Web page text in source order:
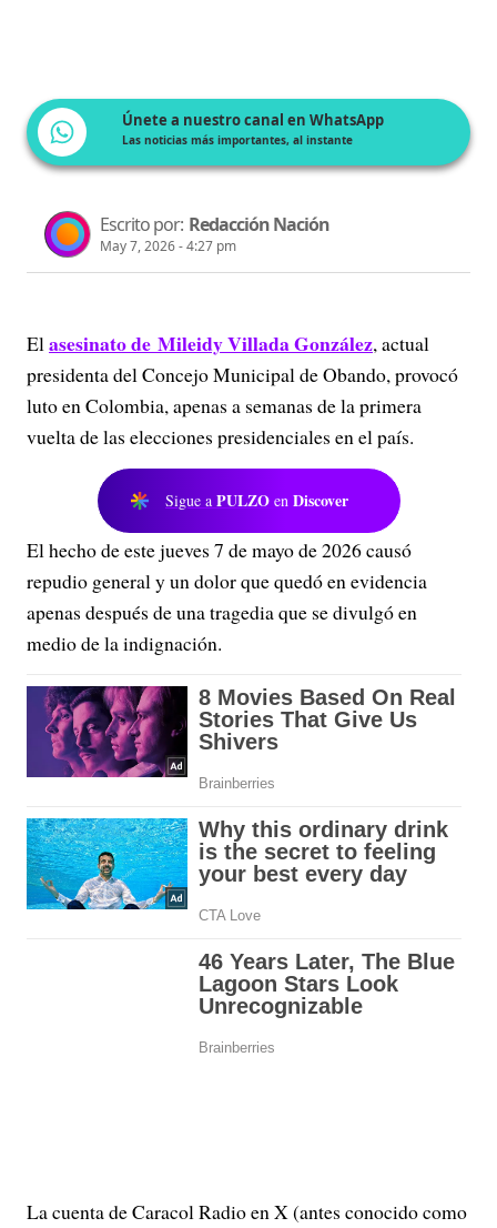
Únete a nuestro canal en WhatsApp
Las noticias más importantes, al instante
Escrito por: Redacción Nación
May 7, 2026 - 4:27 pm
Elasesinato de Mileidy Villada González, actual
presidenta del Concejo Municipal de Obando, provocó
luto en Colombia, apenas a semanas de la primera
vuelta de las elecciones presidenciales en el país.
Sigue a PULZO en Discover
El hecho de este jueves 7 de mayo de 2026 causó
repudio general y un dolor que quedó en evidencia
apenas después de una tragedia que se divulgó en
medio de la indignación.
La cuenta de Caracol Radio en X (antes conocido como